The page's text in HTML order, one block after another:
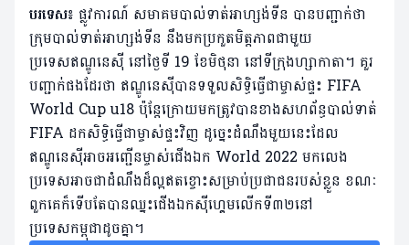
បរទេស៖ ផ្លូវការណ៍ សមាគមបាល់ទាត់អាហ្សង់ទីន បានបញ្ជាក់ថា
ក្រុមបាល់ទាត់អាហ្សង់ទីន នឹងមកប្រកួតមិត្តភាពជាមួយ
ប្រទេសឥណ្ឌូនេស៊ី នៅថ្ងៃទី 19 ខែមិថុនា នៅទីក្រុងហ្សាកាតា។ គួរ
បញ្ជាក់ផងដែរថា ឥណ្ឌូនេស៊ីបានទទួលសិទ្ធិធ្វើជាម្ចាស់ផ្ទះ ​FIFA
World Cup u18 ប៉ុន្តែក្រោយមកត្រូវបានខាងសហព័ន្ធបាល់ទាត់
FIFA ដកសិទ្ធិធ្វើជាម្ចាស់ផ្ទះវិញ ដូច្នេះដំណឹងមួយនេះដែល
ឥណ្ឌូនេស៊ីអាចអញ្ជើនម្ចាស់ជើងឯក World 2022 មកលេង
ប្រទេសអាចជាដំណឹងដ៏ល្អឥតខ្ចោះសម្រាប់ប្រជាជនរបស់ខ្លួន ខណៈ
ពួកគេក៏ទើបតែបានឈ្នះជើងឯកស៊ីហ្គេមលើកទី៣២នៅ
ប្រទេសកម្ពុជាដូចគ្នា។